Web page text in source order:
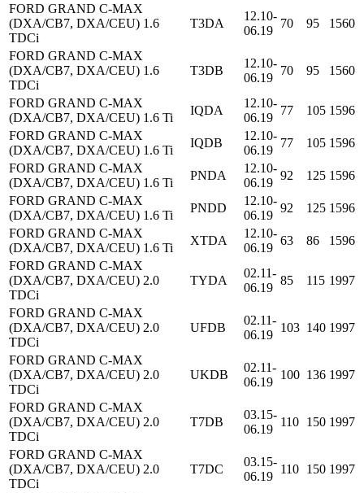
FORD GRAND C-MAX
(DXA/CB7, DXA/CEU) 1.6
TDCi
T3DA
12.10-
06.19
70 95 1560
FORD GRAND C-MAX
(DXA/CB7, DXA/CEU) 1.6
TDCi
T3DB
12.10-
06.19
70 95 1560
FORD GRAND C-MAX
(DXA/CB7, DXA/CEU) 1.6 Ti
IQDA
12.10-
06.19
77 105 1596
FORD GRAND C-MAX
(DXA/CB7, DXA/CEU) 1.6 Ti
IQDB
12.10-
06.19
77 105 1596
FORD GRAND C-MAX
(DXA/CB7, DXA/CEU) 1.6 Ti
PNDA
12.10-
06.19
92 125 1596
FORD GRAND C-MAX
(DXA/CB7, DXA/CEU) 1.6 Ti
PNDD
12.10-
06.19
92 125 1596
FORD GRAND C-MAX
(DXA/CB7, DXA/CEU) 1.6 Ti
XTDA
12.10-
06.19
63 86
1596
FORD GRAND C-MAX
(DXA/CB7, DXA/CEU) 2.0
TDCi
TYDA
02.11-
06.19
85 115 1997
FORD GRAND C-MAX
(DXA/CB7, DXA/CEU) 2.0
TDCi
UFDB
02.11-
06.19
103 140 1997
FORD GRAND C-MAX
(DXA/CB7, DXA/CEU) 2.0
TDCi
UKDB
02.11-
06.19
100 136 1997
FORD GRAND C-MAX
(DXA/CB7, DXA/CEU) 2.0
TDCi
T7DB
03.15-
06.19
110 150 1997
FORD GRAND C-MAX
(DXA/CB7, DXA/CEU) 2.0
TDCi
T7DC
03.15-
06.19
110 150 1997